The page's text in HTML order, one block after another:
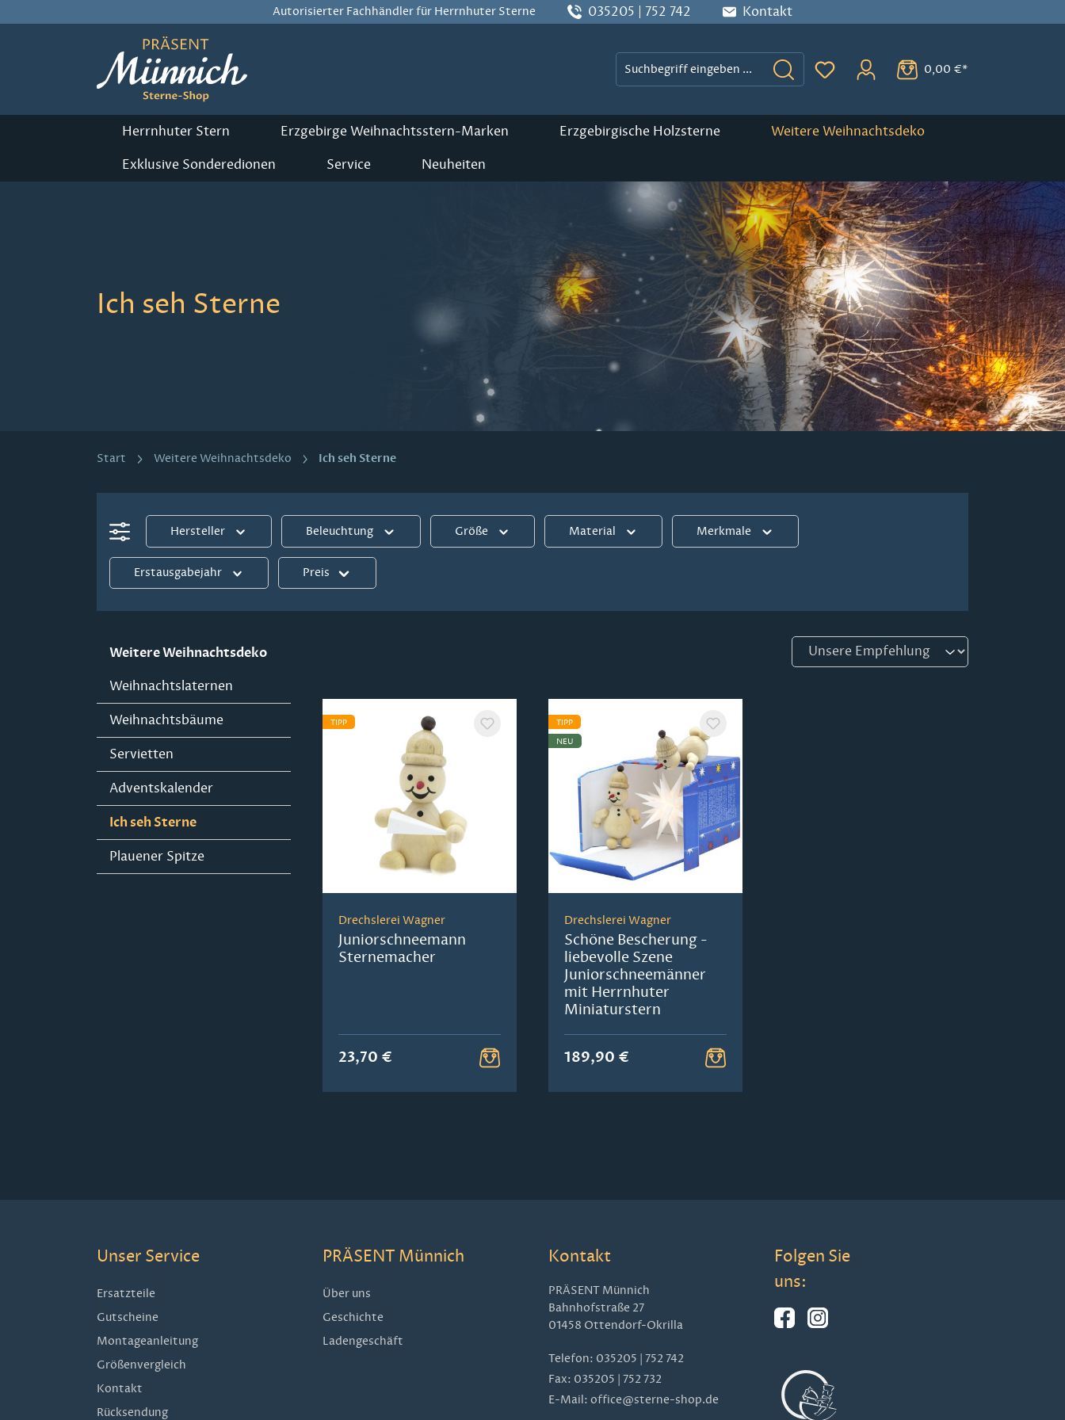
Autorisierter Fachhändler für Herrnhuter Sterne 035205 | 752 742 Kontakt
Du hast 0 Produkte auf dem
0,00 €*
Herrnhuter Stern Erzgebirge Weihnachtsstern-Marken Erzgebirgische Holzsterne Weitere Weihnachtsdeko
Exklusive Sonderedionen Service Neuheiten
Ich seh Sterne
Start Weitere Weihnachtsdeko Ich seh Sterne
Hersteller Beleuchtung Größe Material Merkmale
Erstausgabejahr Preis
Weitere Weihnachtsdeko
Weihnachtslaternen
Weihnachtsbäume
Servietten
Adventskalender
Ich seh Sterne
Plauener Spitze
TIPP
Drechslerei Wagner
Juniorschneemann
Sternemacher
23,70 €
TIPP
NEU
Drechslerei Wagner
Schöne Bescherung -
liebevolle Szene
Juniorschneemänner
mit Herrnhuter
Miniaturstern
189,90 €
Unser Service
Ersatzteile
Gutscheine
Montageanleitung
Größenvergleich
Kontakt
Rücksendung
PRÄSENT Münnich
Über uns
Geschichte
Ladengeschäft
Kontakt
PRÄSENT Münnich
Bahnhofstraße 27
01458 Ottendorf-Okrilla
Telefon: 035205 | 752 742
Fax: 035205 | 752 732
E-Mail: office@sterne-shop.de
Folgen Sie
uns: